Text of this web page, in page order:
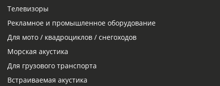
Телевизоры
Рекламное и промышленное оборудование
Для мото / квадроциклов / снегоходов
Морская акустика
Для грузового транспорта
Встраиваемая акустика